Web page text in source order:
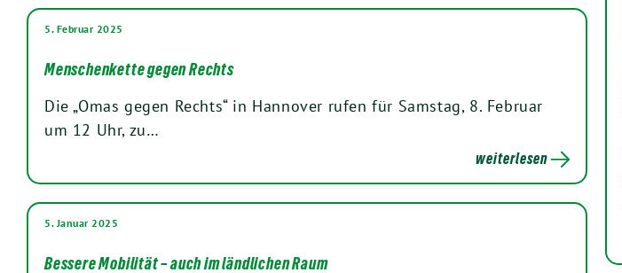
5. Februar 2025
Menschenkette gegen Rechts
Die „Omas gegen Rechts“ in Hannover rufen für Samstag, 8. Februar
um 12 Uhr, zu…
weiterlesen
5. Januar 2025
Bessere Mobilität – auch im ländlichen Raum